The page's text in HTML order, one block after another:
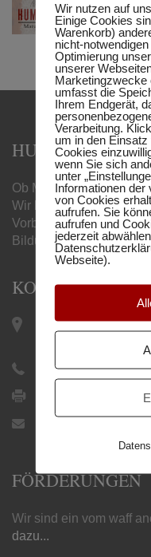
HUMBOLDT
Ob Matura,
Wir begleiten Sie mit
Bildungsabschluss.
KONTAKT
Keplerplatz 12 /
1100 Wien
+43 1 505 27 21
+43 1 505 27 21 9
FÖRDERUNGEN
Wir sind ein vom waff
dazu...
Wir nutzen auf
Einige Cookies
Warenkorb)
nicht-
Optimierung
unserer
Marketingzwecke
umfasst die
Ihrem Endgerät,
Verarbeitung.
um in den
Cookies
wenn Sie sich
unter
Informationen der
von Cookies
aufrufen. Sie
aufrufen und
jederzeit
Webseite).